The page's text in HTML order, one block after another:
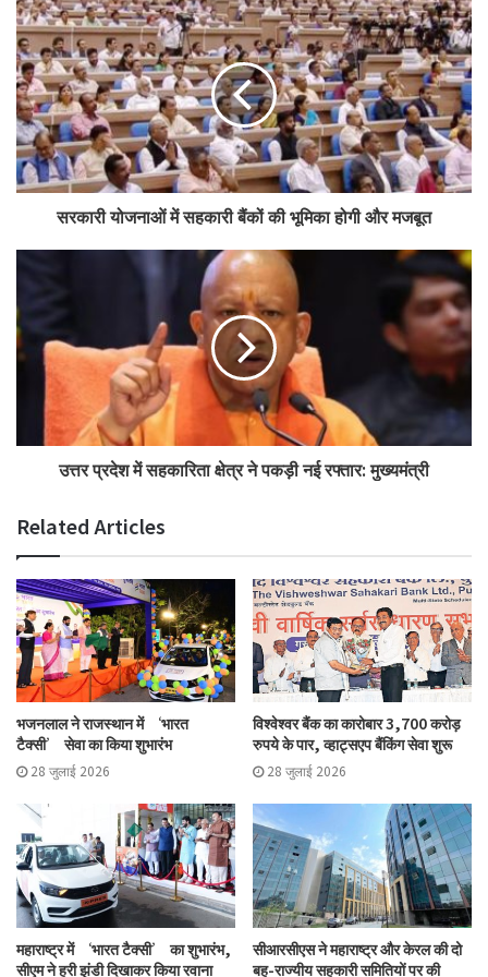
महिलाएं केवल महिला ड्राइवर के साथ सुरक्षित यात्रा कर सकेंगी।
शाह ने बताया कि भारत टैक्सी ने दिल्ली ट्रैफिक पुलिस, डीएमआरसी, एयरपोर्ट
अथॉरिटी, आईएफएफसीओ टोकियो, एसबीआई, पेटीएम सहित नौ प्रमुख संस्थाओं के
साथ एमओयू किए हैं। इन समझौतों से डिजिटल भुगतान, बीमा, फाइनेंस, एयरपोर्ट
और मेट्रो कनेक्टिविटी जैसी सुविधाएं मजबूत होंगी।
उन्होंने कहा कि भारत टैक्सी केवल एक सेवा नहीं, बल्कि स्वामित्व, सुरक्षा, सम्मान और
समृद्धि पर आधारित एक नया सहकारी प्रयोग है, जो देश के लाखों गिग वर्कर्स के जीवन
Tags breaking cooperative taxi
सरकारी योजनाओं में सहकारी बैंकों की भूमिका होगी और मजबूत
उत्तर प्रदेश में सहकारिता क्षेत्र ने पकड़ी नई रफ्तार: मुख्यमंत्री
Related Articles
भजनलाल ने राजस्थान में ‘भारत
टैक्सी’ सेवा का किया शुभारंभ
28 जुलाई 2026
विश्वेश्वर बैंक का कारोबार 3,700 करोड़
रुपये के पार, व्हाट्सएप बैंकिंग सेवा शुरू
28 जुलाई 2026
महाराष्ट्र में ‘भारत टैक्सी’ का शुभारंभ,
सीएम ने हरी झंडी दिखाकर किया रवाना
सीआरसीएस ने महाराष्ट्र और केरल की दो
बहु-राज्यीय सहकारी समितियों पर की